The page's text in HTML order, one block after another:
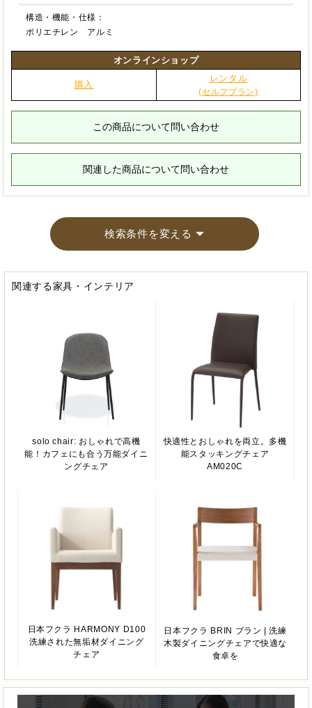
構造・機能・仕様：
ポリエチレン アルミ
オンラインショップ
購入
レンタル
(セルフプラン)
この商品について問い合わせ
関連した商品について問い合わせ
検索条件を変える
関連する家具・インテリア
solo chair: おしゃれで高機
能！カフェにも合う万能ダイニ
ングチェア
快適性とおしゃれを両立。多機
能スタッキングチェア
AM020C
日本フクラ HARMONY D100
洗練された無垢材ダイニング
チェア
日本フクラ BRIN ブラン | 洗練
木製ダイニングチェアで快適な
食卓を